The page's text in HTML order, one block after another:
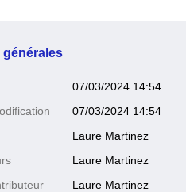
07/03/2024 14:54
07/03/2024 14:54
Laure Martinez
Laure Martinez
Laure Martinez